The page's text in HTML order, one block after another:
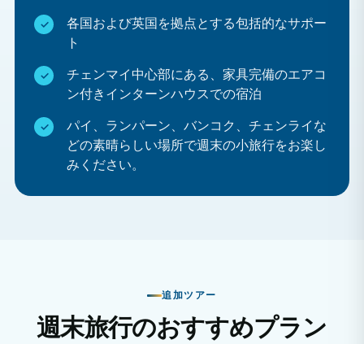
ましょう。この街は、静寂と冒険が見事に融合した場
所です。
週末探検
自由時間には、山でトレッキングをしたり、象の保護
区を訪れたり、タイの熱帯の島々へ旅行してリラック
スした休暇を過ごしたりしてみてはいかがでしょう
キャリア上のメリット
医学実習ではどのような仕事をすることになりますか？
タイでの医学実習は、完全に観察型であり、学生は経験
各国および英国を拠点とする包括的なサポー
ト
チェンマイ中心部にある、家具完備のエアコ
ン付きインターンハウスでの宿泊
パイ、ランパーン、バンコク、チェンライな
どの素晴らしい場所で週末の小旅行をお楽し
みください。
追加ツアー
週末旅行のおすすめプラン